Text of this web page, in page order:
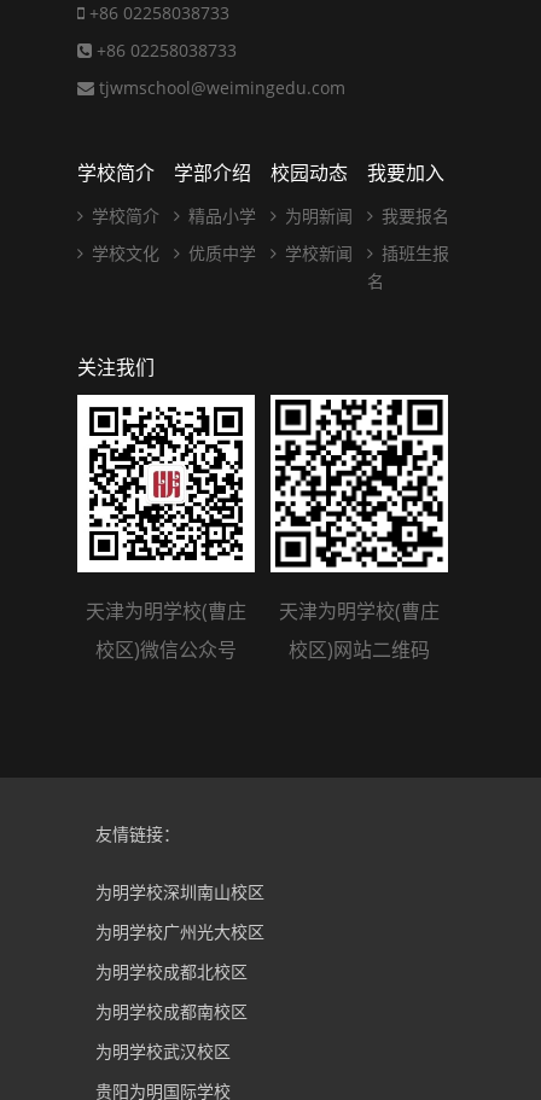
+86 02258038733
+86 02258038733
tjwmschool@weimingedu.com
学校简介
学校简介
学校文化
学部介绍
精品小学
优质中学
校园动态
为明新闻
学校新闻
我要加入
我要报名
插班生报
名
关注我们
天津为明学校(曹庄
校区)微信公众号
天津为明学校(曹庄
校区)网站二维码
友情链接：
为明学校深圳南山校区
为明学校广州光大校区
为明学校成都北校区
为明学校成都南校区
为明学校武汉校区
贵阳为明国际学校